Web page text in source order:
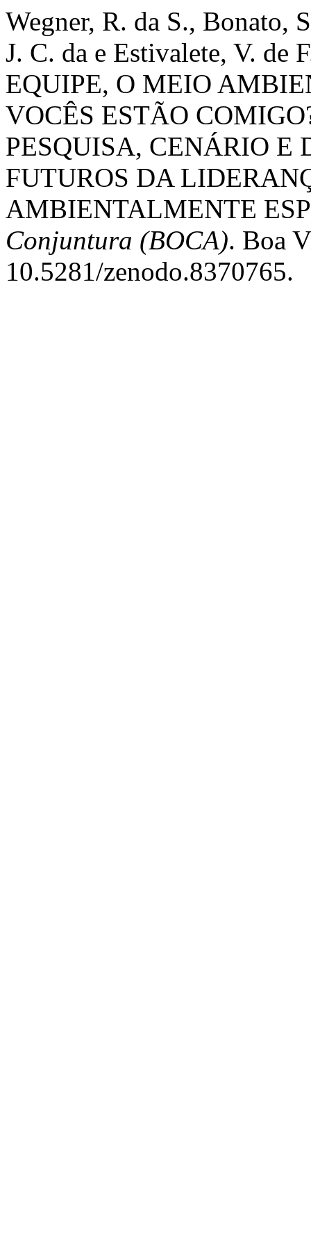
Wegner, R. da S., Bonato,
J. C. da e Estivalete, V. de
EQUIPE, O MEIO
VOCÊS ESTÃO
PESQUISA, CENÁRIO E
FUTUROS DA
AMBIENTALMENTE
Conjuntura (BOCA). Boa
10.5281/zenodo.8370765.